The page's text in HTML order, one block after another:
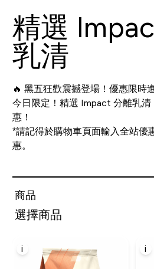
精選
乳清
🔥 黑五狂歡震撼登場！優惠限時
今日限定！精選 Impact 分離乳
惠！
*請記得於購物車頁面輸入全站優
惠。
商品
選擇商品
i i